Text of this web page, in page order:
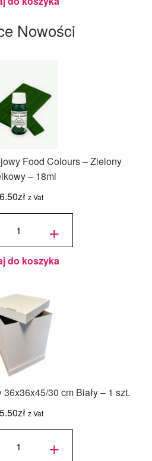
Nowości
Food Colours – Zielony
– 18ml
zł z Vat
+
do koszyka
30 cm Biały – 1 szt.
zł z Vat
30
- 1 +